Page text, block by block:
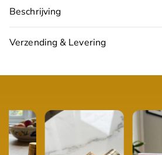
Beschrijving
Verzending & Levering